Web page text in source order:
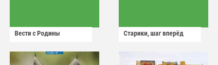
Вести с Родины Старики, шаг вперёд